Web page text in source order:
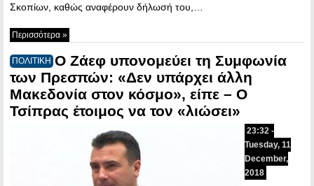
Σκοπίων, καθώς αναφέρουν δήλωσή του,…
Περισσότερα »
ΠΟΛΙΤΙΚΗ Ο Ζάεφ υπονομεύει τη Συμφωνία
των Πρεσπών: «Δεν υπάρχει άλλη
Μακεδονία στον κόσμο», είπε – Ο
Τσίπρας έτοιμος να τον «λιώσει»
23:32 -
Tuesday, 11
December,
2018